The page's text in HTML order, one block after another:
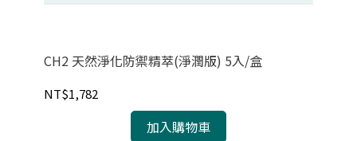
CH2 天然淨化防禦精萃(淨潤版) 5入/盒
NT$1,782
加入購物車